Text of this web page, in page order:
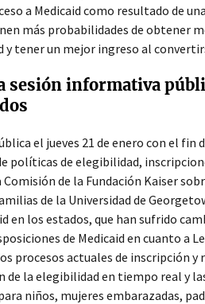
a Medicaid como resultado de
más probabilidades de obtener
y tener un mejor ingreso al
sesión informativa
el jueves 21de enero con el fin
políticas de elegibilidad,
de la Fundación Kaiser
de la Universidad de
en los estados, que han sufrido
de Medicaid en cuanto a
procesos actuales de inscripción y
de la elegibilidad en tiempo real y
niños, mujeres embarazadas,